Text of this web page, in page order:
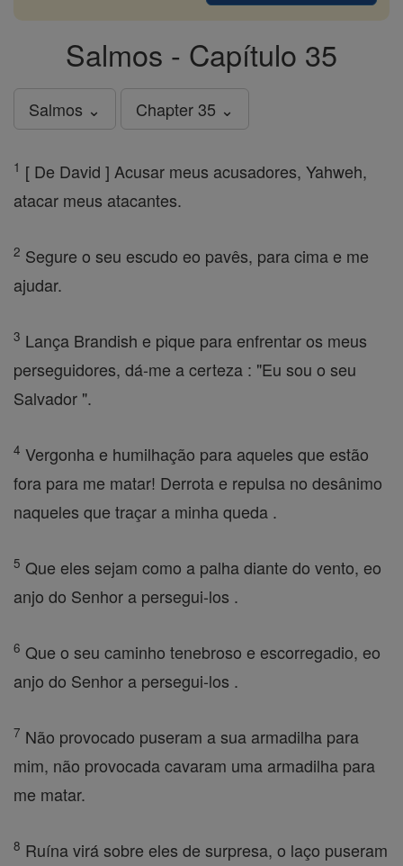
Salmos - Capítulo 35
Salmos ⌄ Chapter 35 ⌄
1 [ De David ] Acusar meus acusadores, Yahweh,
atacar meus atacantes.
2 Segure o seu escudo eo pavês, para cima e me
ajudar.
3 Lança Brandish e pique para enfrentar os meus
perseguidores, dá-me a certeza : "Eu sou o seu
Salvador ".
4 Vergonha e humilhação para aqueles que estão
fora para me matar! Derrota e repulsa no desânimo
naqueles que traçar a minha queda .
5 Que eles sejam como a palha diante do vento, eo
anjo do Senhor a persegui-los .
6 Que o seu caminho tenebroso e escorregadio, eo
anjo do Senhor a persegui-los .
7 Não provocado puseram a sua armadilha para
mim, não provocada cavaram uma armadilha para
me matar.
8 Ruína virá sobre eles de surpresa, o laço puseram